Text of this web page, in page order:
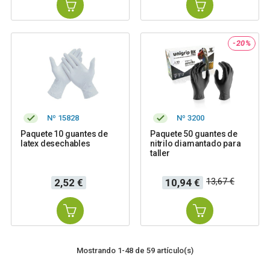
Nº 15828
Paquete 10 guantes de
latex desechables
Precio
2,52 €
-20%
Nº 3200
Paquete 50 guantes de
nitrilo diamantado para
taller
Precio
10,94 €
Precio
base
13,67 €
Mostrando 1-48 de 59 artículo(s)